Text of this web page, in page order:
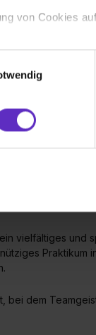
von Cookies
Cookies zur
getroffenen
um
diese
Fall sowie
dass dir
zur Platzierung
die
Wirkung für die
der Bank
– an den Dualen
an folgenden
DHBW
vielfältiges und
Praktikum
bei dem